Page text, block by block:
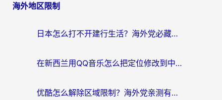
海外地区限制
日本怎么打不开建行生活？海外党必藏的回国加速指南（含丹麦国外影音问题破解）
在新西兰用QQ音乐怎么把定位修改到中国国内？海外党听歌追剧的实用指南
优酷怎么解除区域限制？海外党亲测有效的回国加速器选择指南